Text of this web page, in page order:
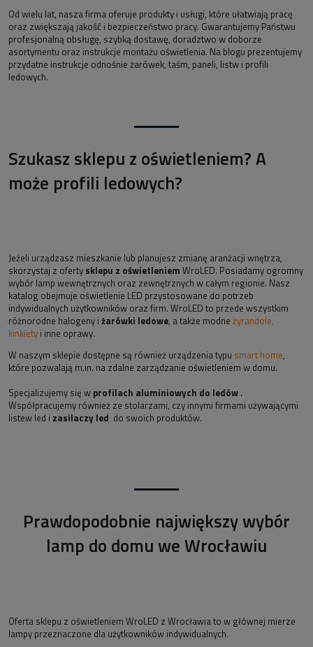
Od wielu lat, nasza firma oferuje produkty i usługi, które ułatwiają pracę
oraz zwiększają jakość i bezpieczeństwo pracy. Gwarantujemy Państwu
profesjonalną obsługę, szybką dostawę, doradztwo w doborze
asortymentu oraz instrukcje montażu oświetlenia. Na blogu prezentujemy
przydatne instrukcje odnośnie żarówek, taśm, paneli, listw i profili
ledowych.
Szukasz sklepu z oświetleniem? A
może profili ledowych?
Jeżeli urządzasz mieszkanie lub planujesz zmianę aranżacji wnętrza,
skorzystaj z oferty sklepu z oświetleniem WroLED. Posiadamy ogromny
wybór lamp wewnętrznych oraz zewnętrznych w całym regionie. Nasz
katalog obejmuje oświetlenie LED przystosowane do potrzeb
indywidualnych użytkowników oraz firm. WroLED to przede wszystkim
różnorodne halogeny i żarówki ledowe, a także modne żyrandole,
kinkiety i inne oprawy.
W naszym sklepie dostępne są również urządzenia typu smart home,
które pozwalają m.in. na zdalne zarządzanie oświetleniem w domu.
Specjalizujemy się w profilach aluminiowych do ledów .
Współpracujemy również ze stolarzami, czy innymi firmami używającymi
listew led i zasilaczy led do swoich produktów.
Prawdopodobnie największy wybór
lamp do domu we Wrocławiu
Oferta sklepu z oświetleniem WroLED z Wrocławia to w głównej mierze
lampy przeznaczone dla użytkowników indywidualnych.